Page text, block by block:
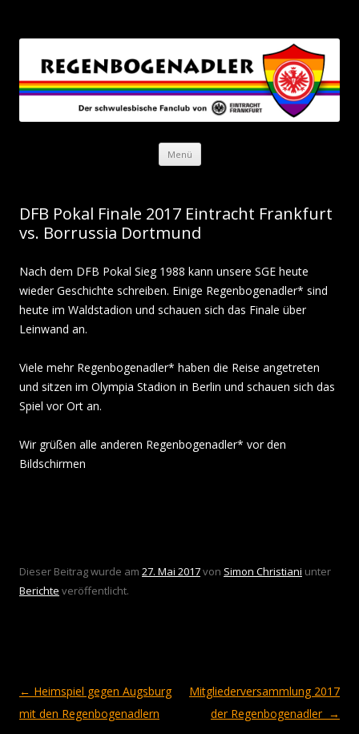
Menü Zum Inhalt springen
DFB Pokal Finale 2017 Eintracht Frankfurt
vs. Borrussia Dortmund
Nach dem DFB Pokal Sieg 1988 kann unsere SGE heute
wieder Geschichte schreiben. Einige Regenbogenadler* sind
heute im Waldstadion und schauen sich das Finale über
Leinwand an.
Viele mehr Regenbogenadler* haben die Reise angetreten
und sitzen im Olympia Stadion in Berlin und schauen sich das
Spiel vor Ort an.
Wir grüßen alle anderen Regenbogenadler* vor den
Bildschirmen
Dieser Beitrag wurde am 27. Mai 2017von Simon Christiani unter
Berichte veröffentlicht.
Beitragsnavigation
← Heimspiel gegen Augsburg
mit den Regenbogenadlern
Mitgliederversammlung 2017
der Regenbogenadler →